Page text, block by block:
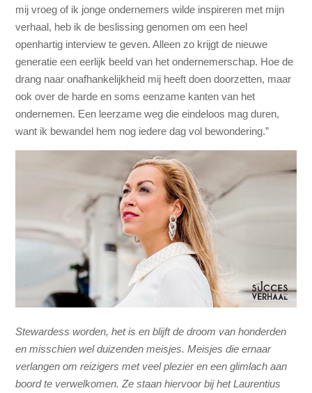
mij vroeg of ik jonge ondernemers wilde inspireren met mijn
verhaal, heb ik de beslissing genomen om een heel
openhartig interview te geven. Alleen zo krijgt de nieuwe
generatie een eerlijk beeld van het ondernemerschap. Hoe de
drang naar onafhankelijkheid mij heeft doen doorzetten, maar
ook over de harde en soms eenzame kanten van het
ondernemen. Een leerzame weg die eindeloos mag duren,
want ik bewandel hem nog iedere dag vol bewondering.”
Stewardess worden, het is en blijft de droom van honderden
en misschien wel duizenden meisjes. Meisjes die ernaar
verlangen om reizigers met veel plezier en een glimlach aan
boord te verwelkomen. Ze staan hiervoor bij het Laurentius